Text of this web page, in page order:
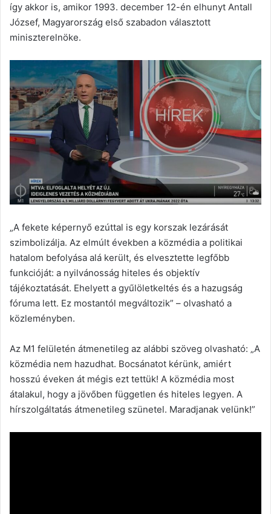
így akkor is, amikor 1993. december 12-én elhunyt Antall
József, Magyarország első szabadon választott
miniszterelnöke.
„A fekete képernyő ezúttal is egy korszak lezárását
szimbolizálja. Az elmúlt években a közmédia a politikai
hatalom befolyása alá került, és elvesztette legfőbb
funkcióját: a nyilvánosság hiteles és objektív
tájékoztatását. Ehelyett a gyűlöletkeltés és a hazugság
fóruma lett. Ez mostantól megváltozik” – olvasható a
közleményben.
Az M1 felületén átmenetileg az alábbi szöveg olvasható: „A
közmédia nem hazudhat. Bocsánatot kérünk, amiért
hosszú éveken át mégis ezt tettük! A közmédia most
átalakul, hogy a jövőben független és hiteles legyen. A
hírszolgáltatás átmenetileg szünetel. Maradjanak velünk!”